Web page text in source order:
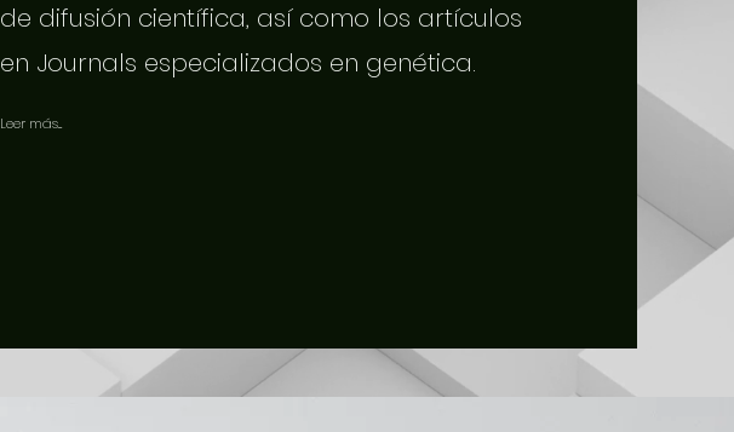
de difusión científica, así como los artículos
en Journals especializados en genética.
Leer más...